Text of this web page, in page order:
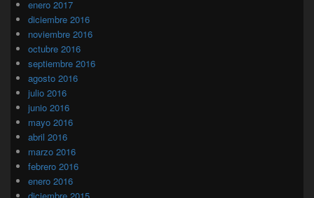
enero 2017
diciembre 2016
noviembre 2016
octubre 2016
septiembre 2016
agosto 2016
julio 2016
junio 2016
mayo 2016
abril 2016
marzo 2016
febrero 2016
enero 2016